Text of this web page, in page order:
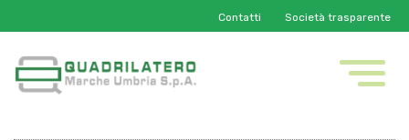
Società trasparente
Contatti